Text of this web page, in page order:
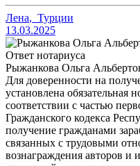
Лена, Турции
13.03.2025
Ответ нотариуса
Рыжанкова Ольга
Для доверенности на
установлена обязательная
соответствии с частью
Гражданского кодекса
получение гражданами
связанных с трудовыми
вознаграждения авторов и